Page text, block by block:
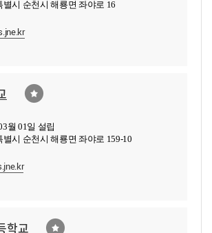
시 순천시 해룡면 좌야로 16
월 01일 설립
시 순천시 해룡면 좌야로 159-10
학교